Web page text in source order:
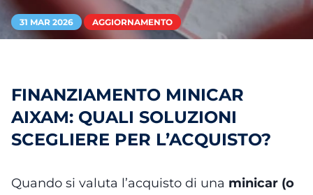
31 MAR 2026 AGGIORNAMENTO
FINANZIAMENTO MINICAR
AIXAM: QUALI SOLUZIONI
SCEGLIERE PER L’ACQUISTO?
Quando si valuta l’acquisto di una minicar (o